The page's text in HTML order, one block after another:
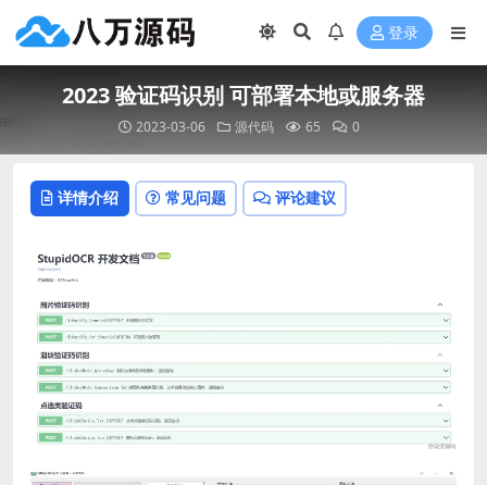
登录
2023 验证码识别 可部署本地或服务器
2023-03-06 源代码 65 0
详情介绍 常见问题 评论建议